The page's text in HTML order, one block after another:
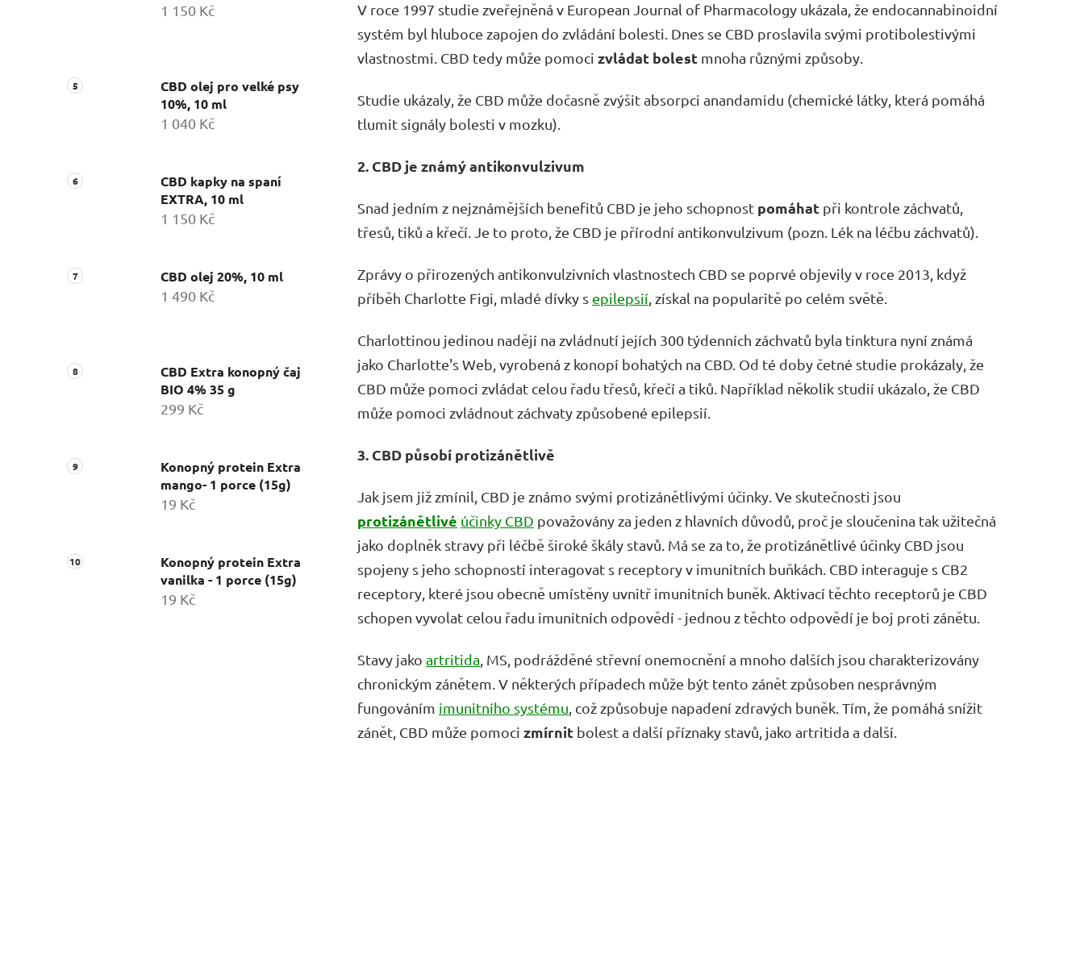
1 150 Kč
CBD olej pro velké psy
10%, 10 ml
1 040 Kč
CBD kapky na spaní
EXTRA, 10 ml
1 150 Kč
CBD olej 20%, 10 ml
1 490 Kč
CBD Extra konopný čaj
BIO 4% 35 g
299 Kč
Konopný protein Extra
mango- 1 porce (15g)
19 Kč
Konopný protein Extra
vanilka - 1 porce (15g)
19 Kč
V roce 1997 studie zveřejněná v European Journal of Pharmacology ukázala, že endocannabinoidní
systém byl hluboce zapojen do zvládání bolesti. Dnes se CBD proslavila svými protibolestivými
vlastnostmi. CBD tedy může pomoci zvládat bolest mnoha různými způsoby.
Studie ukázaly, že CBD může dočasně zvýšit absorpci anandamidu (chemické látky, která pomáhá
tlumit signály bolesti v mozku).
2. CBD je známý antikonvulzivum
Snad jedním z nejznámějších benefitů CBD je jeho schopnost pomáhat při kontrole záchvatů,
třesů, tiků a křečí. Je to proto, že CBD je přírodní antikonvulzivum (pozn. Lék na léčbu záchvatů).
Zprávy o přirozených antikonvulzivních vlastnostech CBD se poprvé objevily v roce 2013, když
příběh Charlotte Figi, mladé dívky s epilepsií, získal na popularitě po celém světě.
Charlottinou jedinou nadějí na zvládnutí jejích 300 týdenních záchvatů byla tinktura nyní známá
jako Charlotte's Web, vyrobená z konopí bohatých na CBD. Od té doby četné studie prokázaly, že
CBD může pomoci zvládat celou řadu třesů, křečí a tiků. Například několik studií ukázalo, že CBD
může pomoci zvládnout záchvaty způsobené epilepsií.
3. CBD působí protizánětlivě
Jak jsem již zmínil, CBD je známo svými protizánětlivými účinky. Ve skutečnosti jsou
protizánětlivé účinky CBD považovány za jeden z hlavních důvodů, proč je sloučenina tak užitečná
jako doplněk stravy při léčbě široké škály stavů. Má se za to, že protizánětlivé účinky CBD jsou
spojeny s jeho schopností interagovat s receptory v imunitních buňkách. CBD interaguje s CB2
receptory, které jsou obecně umístěny uvnitř imunitních buněk. Aktivací těchto receptorů je CBD
schopen vyvolat celou řadu imunitních odpovědí - jednou z těchto odpovědí je boj proti zánětu.
Stavy jako artritida, MS, podrážděné střevní onemocnění a mnoho dalších jsou charakterizovány
chronickým zánětem. V některých případech může být tento zánět způsoben nesprávným
fungováním imunitního systému, což způsobuje napadení zdravých buněk. Tím, že pomáhá snížit
zánět, CBD může pomoci zmírnit bolest a další příznaky stavů, jako artritida a další.